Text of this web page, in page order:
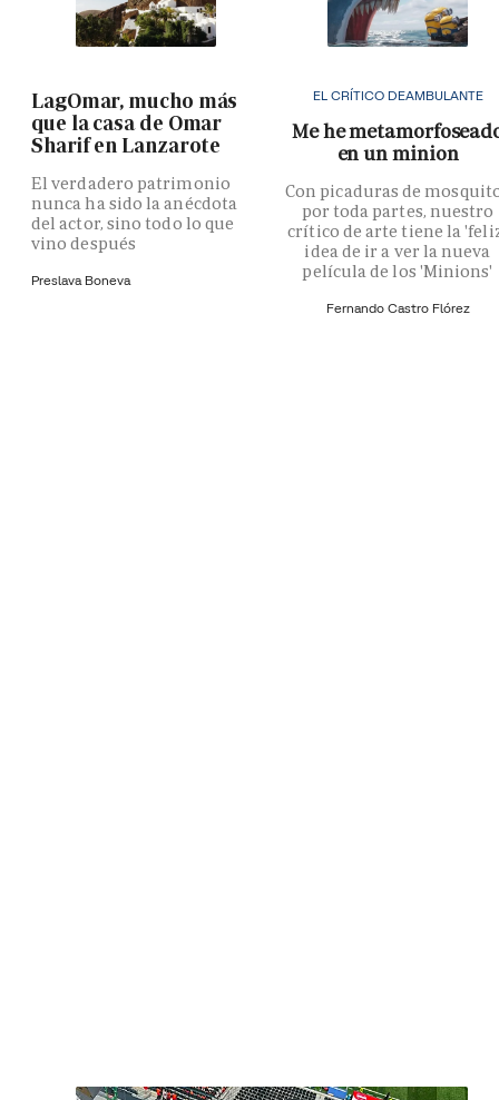
LagOmar, mucho más
que la casa de Omar
Sharif en Lanzarote
El verdadero patrimonio
nunca ha sido la anécdota
del actor, sino todo lo que
vino después
Preslava Boneva
EL CRÍTICO DEAMBULANTE
Me he
en un minion
Con picaduras de
por toda partes, nuestro
crítico de arte tiene la
idea de ir a ver la nueva
película de los 'Minions'
Fernando Castro Flórez